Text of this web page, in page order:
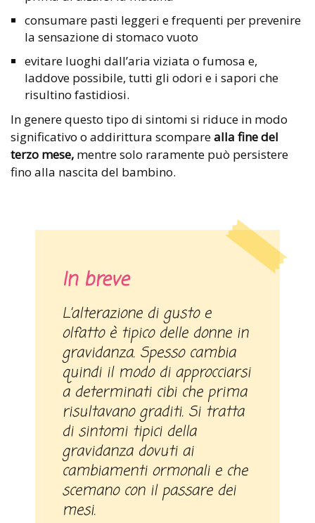
consumare pasti leggeri e frequenti per prevenire
la sensazione di stomaco vuoto
evitare luoghi dall’aria viziata o fumosa e,
laddove possibile, tutti gli odori e i sapori che
risultino fastidiosi.
In genere questo tipo di sintomi si riduce in modo
significativo o addirittura scomparealla fine del
terzo mese, mentre solo raramente può persistere
fino alla nascita del bambino.
In breve
L’alterazione di gusto e
olfatto è tipico delle donne in
gravidanza. Spesso cambia
quindi il modo di approcciarsi
a determinati cibi che prima
risultavano graditi. Si tratta
di sintomi tipici della
gravidanza dovuti ai
cambiamenti ormonali e che
scemano con il passare dei
mesi.